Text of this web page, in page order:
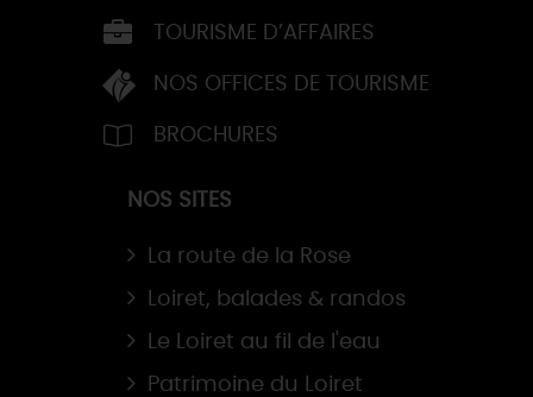
TOURISME D’AFFAIRES
NOS OFFICES DE TOURISME
BROCHURES
NOS SITES
La route de la Rose
Loiret, balades & randos
Le Loiret au fil de l'eau
Patrimoine du Loiret